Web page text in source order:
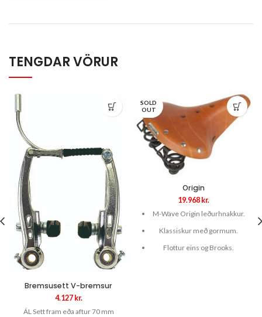
TENGDAR VÖRUR
Bremsusett V-bremsur
4.127 kr.
ÁL Sett fram eða aftur 70 mm
SOLD
OUT
Origin
19.968 kr.
M-Wave Origin leðurhnakkur.
Klassiskur með gormum.
Flottur eins og Brooks.